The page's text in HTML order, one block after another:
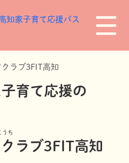
ラブ3FIT高知
うち
ラブ3FIT高知